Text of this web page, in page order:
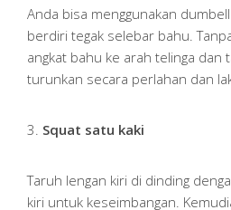
Anda bisa menggunakan
berdiri tegak selebar bahu.
angkat bahu ke arah telinga dan
turunkan secara perlahan dan
3. Squat satu kaki
Taruh lengan kiri di dinding
kiri untuk keseimbangan.